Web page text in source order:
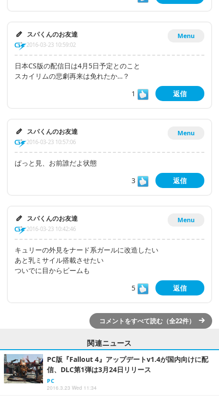
Menu
スパくんのお友達
2016-03-23 10:59:02
日本CS版の配信日は4月5日予定とのこと
スカイリムの悲劇再来は免れたか…？
1
返信
Menu
スパくんのお友達
2016-03-23 10:57:06
ぱっと見、お前誰だよ状態
3
返信
Menu
スパくんのお友達
2016-03-23 10:42:46
キュリーの外見をナード系ガールに改造したい
あと乳ミサイル搭載させたい
ついでに目からビームも
5
返信
コメントをすべて読む（全22件）
関連ニュース
PC版『Fallout 4』アップデートv1.4が国内向けに配
信、DLC第1弾は3月24日リリース
PC
2016.3.23 Wed 11:34